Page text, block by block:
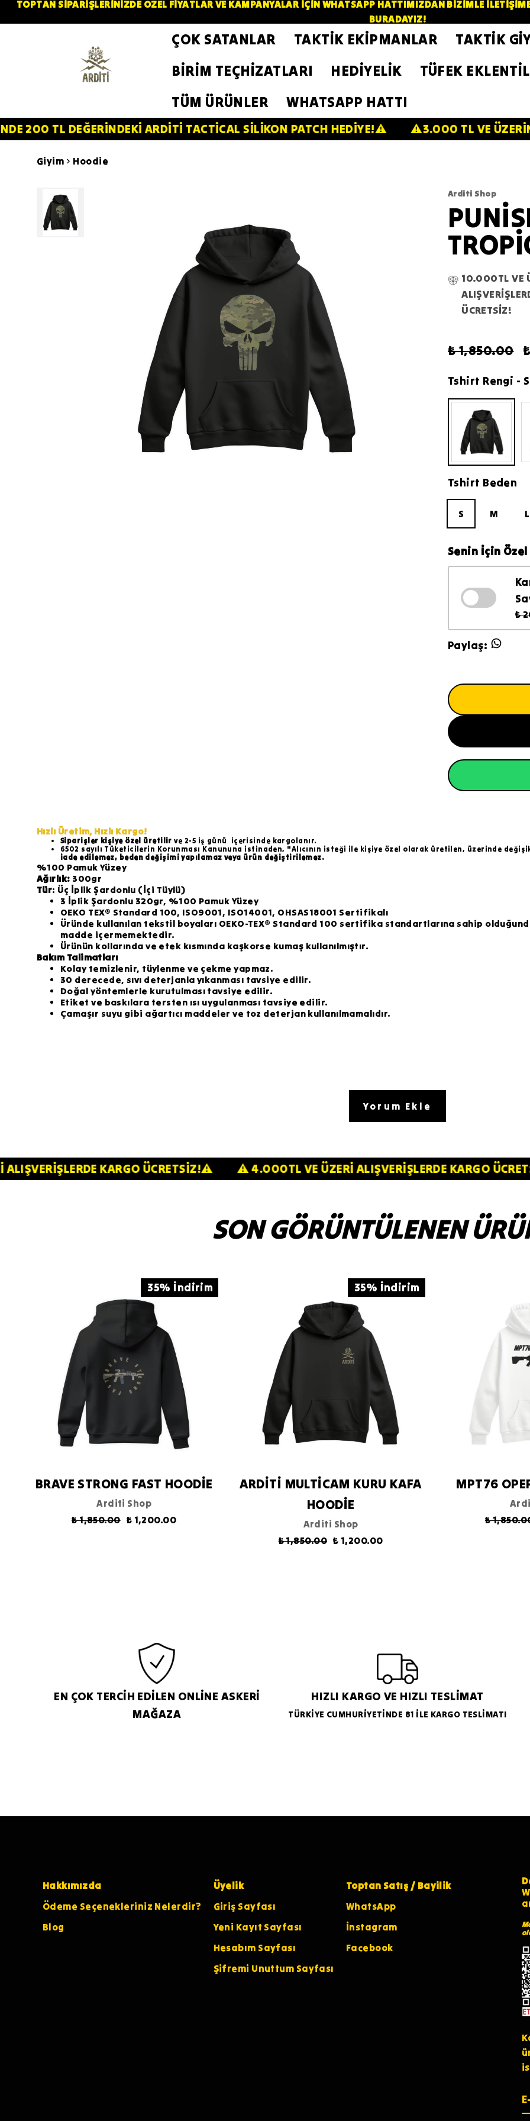
TOPTAN SİPARİŞLERİNİZDE ÖZEL FİYATLAR VE KAMPANYALAR İÇİN WHATSAPP HATTIMIZDAN BİZİMLE
BURADAYIZ!
ÇOK SATANLAR TAKTİK EKİPMANLAR
TAKTİK
BİRİM TEÇHİZATLARI
HEDİYELİK
TÜFEK
TÜM ÜRÜNLER
WHATSAPP HATTI
ARDİTİ TACTİCAL SİLİKON PATCH HEDİYE!⚠️ ⚠️3.000 TL VE ÜZERİNDE 200 TL
Giyim Hoodie
Arditi Shop
10.000TL VE
ÜCRETSİZ!
₺ 1,850.00
Tshirt Rengi -
Tshirt Beden
S M L
Senin İçin
₺
Paylaş:
Hızlı Üretim, Hızlı Kargo!
Siparişler kişiye özel üretilir ve 2-5 iş günü
içerisinde kargolanır.
6502 sayılı Tüketicilerin Korunması Kanununa istinaden, "Alıcının isteği ile kişiye özel olarak üretilen, üzerinde
iade edilemez, beden değişimi yapılamaz veya ürün değiştirilemez.
%100 Pamuk Yüzey
Ağırlık: 300gr
Tür: Üç İplik Şardonlu (İçi Tüylü)
3 İplik Şardonlu 320gr, %100 Pamuk Yüzey
OEKO TEX® Standard 100, ISO9001, ISO14001, OHSAS18001 Sertifikalı
Üründe kullanılan tekstil boyaları OEKO-TEX®️ Standard 100 sertifika standartlarına sahip
madde içermemektedir.
Ürünün kollarında ve etek kısmında kaşkorse kumaş kullanılmıştır.
Bakım Talimatları
Kolay temizlenir, tüylenme ve çekme yapmaz.
30 derecede, sıvı deterjanla yıkanması tavsiye edilir.
Doğal yöntemlerle kurutulması tavsiye edilir.
Etiket ve baskılara tersten ısı uygulanması tavsiye edilir.
Çamaşır suyu gibi ağartıcı maddeler ve toz deterjan kullanılmamalıdır.
Yorum Ekle
ALIŞVERİŞLERDE KARGO ÜCRETSİZ!⚠️ ⚠️ 4.000TL VE ÜZERİ ALIŞVERİŞLERDE
SON GÖRÜNTÜLENEN
35% İndirim
BRAVE STRONG FAST HOODİE
Arditi Shop
₺ 1,850.00 ₺ 1,200.00
35% İndirim
ARDİTİ MULTİCAM KURU KAFA
HOODİE
Arditi Shop
₺ 1,850.00 ₺ 1,200.00
MPT76
₺
EN ÇOK TERCİH EDİLEN ONLİNE ASKERİ
MAĞAZA
HIZLI KARGO VE HIZLI TESLİMAT
TÜRKİYE CUMHURİYETİNDE 81 İLE KARGO TESLİMATI
Hakkımızda
Ödeme Seçenekleriniz Nelerdir?
Blog
Üyelik
Giriş Sayfası
Yeni Kayıt Sayfası
Hesabım Sayfası
Şifremi Unuttum Sayfası
Toptan Satış / Bayilik
WhatsApp
İnstagram
Facebook